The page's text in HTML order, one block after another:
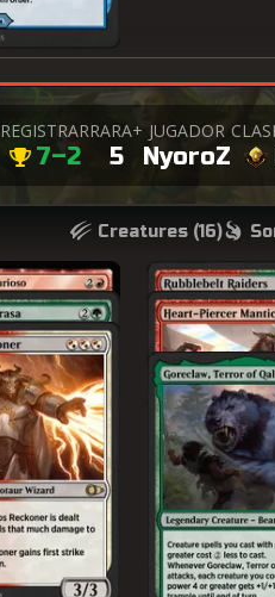
REGISTRAR
7–2
RARA+
5
JUGADOR
NyoroZ
Creatures (16)